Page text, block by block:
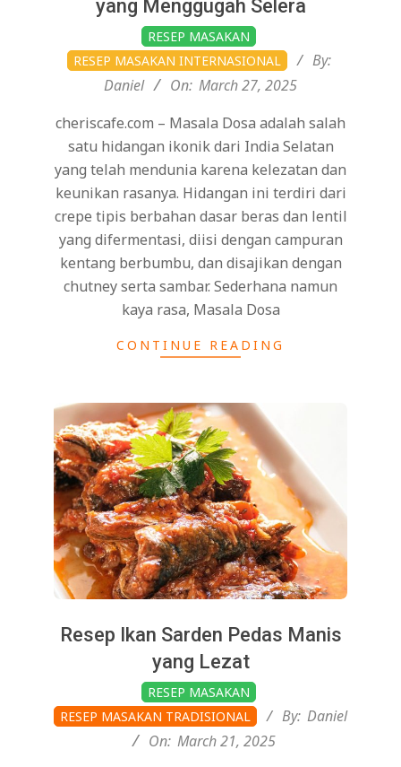
yang Menggugah Selera
03-
RESEP MASAKAN
RESEP MASAKAN INTERNASIONAL
By:
Daniel
On: March 27, 2025
cheriscafe.com – Masala Dosa adalah salah
satu hidangan ikonik dari India Selatan
yang telah mendunia karena kelezatan dan
keunikan rasanya. Hidangan ini terdiri dari
crepe tipis berbahan dasar beras dan lentil
yang difermentasi, diisi dengan campuran
kentang berbumbu, dan disajikan dengan
chutney serta sambar. Sederhana namun
kaya rasa, Masala Dosa
CONTINUE READING
Resep Ikan Sarden Pedas Manis
yang Lezat
03-
21
RESEP MASAKAN
RESEP MASAKAN TRADISIONAL
By: Daniel
On: March 21, 2025